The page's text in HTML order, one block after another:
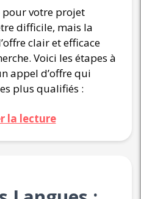
pour votre projet
difficile, mais la
clair et efficace
Voici les étapes à
appel d’offre qui
plus qualifiés :
la lecture